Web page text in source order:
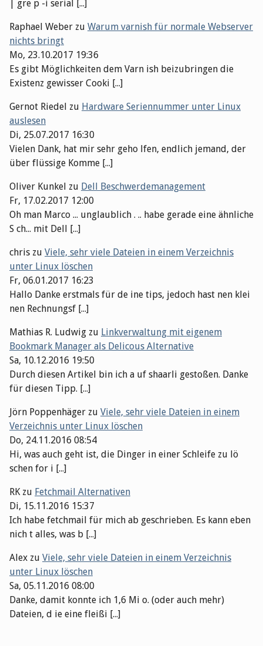
| gre p -i serial [...]
Raphael Weber zu Warum varnish für normale Webserver
nichts bringt
Mo, 23.10.2017 19:36
Es gibt Möglichkeiten dem Varn ish beizubringen die
Existenz gewisser Cooki [...]
Gernot Riedel zu Hardware Seriennummer unter Linux
auslesen
Di, 25.07.2017 16:30
Vielen Dank, hat mir sehr geho lfen, endlich jemand, der
über flüssige Komme [...]
Oliver Kunkel zu Dell Beschwerdemanagement
Fr, 17.02.2017 12:00
Oh man Marco ... unglaublich . .. habe gerade eine ähnliche
S ch... mit Dell [...]
chris zu Viele, sehr viele Dateien in einem Verzeichnis
unter Linux löschen
Fr, 06.01.2017 16:23
Hallo Danke erstmals für de ine tips, jedoch hast nen klei
nen Rechnungsf [...]
Mathias R. Ludwig zu Linkverwaltung mit eigenem
Bookmark Manager als Delicous Alternative
Sa, 10.12.2016 19:50
Durch diesen Artikel bin ich a uf shaarli gestoßen. Danke
für diesen Tipp. [...]
Jörn Poppenhäger zu Viele, sehr viele Dateien in einem
Verzeichnis unter Linux löschen
Do, 24.11.2016 08:54
Hi, was auch geht ist, die Dinger in einer Schleife zu lö
schen for i [...]
RKzu Fetchmail Alternativen
Di, 15.11.2016 15:37
Ich habe fetchmail für mich ab geschrieben. Es kann eben
nich t alles, was b [...]
Alex zu Viele, sehr viele Dateien in einem Verzeichnis
unter Linux löschen
Sa, 05.11.2016 08:00
Danke, damit konnte ich 1,6 Mi o. (oder auch mehr)
Dateien, d ie eine fleißi [...]